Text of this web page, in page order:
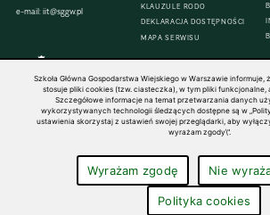
e-mail:iit@sggw.pl
KLAUZULE RODO
DEKLARACJA DOSTĘPNOŚCI
MAPA SERWISU
© 1816–2026 SGGW — ALL RIGHTS RESERVED
Szkoła Główna Gospodarstwa Wiejskiego w Warszawie
stosuje pliki cookies (tzw. ciasteczka), w tym pliki funkcjonalne,
Szczegółowe informacje na temat przetwarzania danych
wykorzystywanych technologii śledzących dostępne są w
ustawienia skorzystaj z ustawień swojej przeglądarki, aby
wyrażam zgody\".
Wyrażam zgodę Nie
Polityka cookies